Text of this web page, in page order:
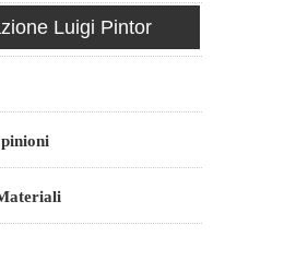
Luigi Pintor